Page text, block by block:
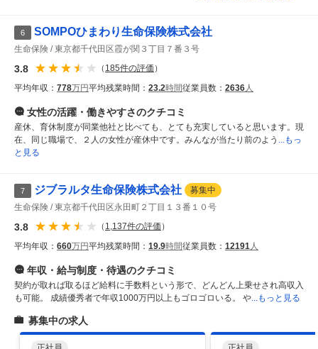
6 SOMPOひまわり生命保険株式会社
生命保険 東京都千代田区霞が関３丁目７番３号
3.8 （ 185件の評価 ）
平均年収： 778万円平均残業時間： 23.2時間従業員数： 2636人
女性の活躍・働きやすさのクチコミ
産休、育休制度が同業他社と比べても、とても充実していると思います。現
在、同じ職場で、２人の女性が産休中です。みんなが当たり前のよう ...もっ
と見る
7 ジブラルタ生命保険株式会社
募集中
生命保険
東京都千代田区永田町２丁目１３番１０号
3.8 （ 1,137件の評価 ）
平均年収： 660万円平均残業時間： 19.9時間従業員数： 12191人
年収・給与制度・待遇のクチコミ
契約が取れば取るほど給料に手数料という形で、どんどん上乗せされ高収入
も可能。 成績優秀者で年収1000万円以上もゴロゴロいる。 や...もっと見る
募集中の求人